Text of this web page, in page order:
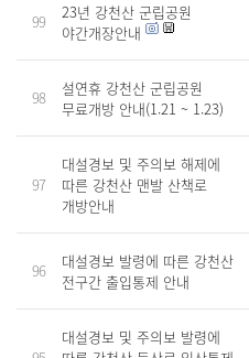
99
23년 강천산 군립공원
야간개장안내
98
설연휴 강천산 군립공원
무료개방 안내(1.21 ~ 1.23)
97
대설경보 및 주의보 해제에
따른 강천산 맨발 산책로
개방안내
96
대설경보 발령에 따른 강천산
전구간 출입통제 안내
대설경보 및 주의보 발령에